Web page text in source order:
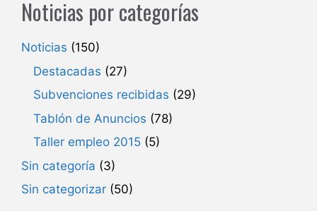
Noticias por categorías
Noticias (150)
Destacadas (27)
Subvenciones recibidas (29)
Tablón de Anuncios (78)
Taller empleo 2015 (5)
Sin categoría (3)
Sin categorizar (50)